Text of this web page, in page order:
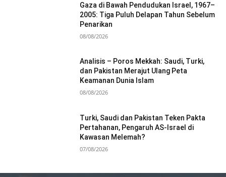
Gaza di Bawah Pendudukan Israel, 1967–
2005: Tiga Puluh Delapan Tahun Sebelum
Penarikan
08/08/2026
Analisis – Poros Mekkah: Saudi, Turki,
dan Pakistan Merajut Ulang Peta
Keamanan Dunia Islam
08/08/2026
Turki, Saudi dan Pakistan Teken Pakta
Pertahanan, Pengaruh AS-Israel di
Kawasan Melemah?
07/08/2026